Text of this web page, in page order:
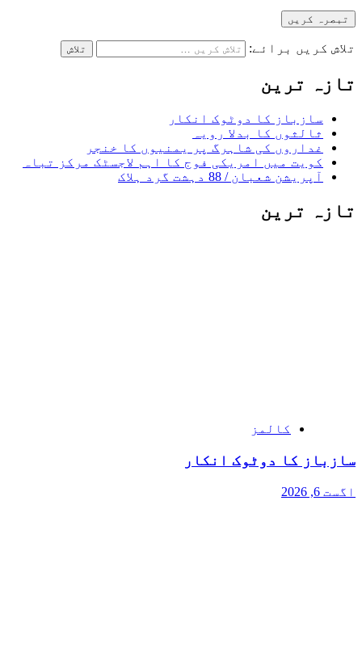
تلاش کریں برائے:
تازہ ترین
سازباز کا دوٹوک انکار
ثالثوں کا بدلا رویہ
غداروں کی شاہرگ پر یمنیوں کا خنجر
کویت میں امریکی فوج کا اہم لاجسٹک مرکز تباہ
آپریشن شعبان / 88 دہشت گرد ہلاک
تازہ ترین
کالمز
سازباز کا دوٹوک انکار
اگست 6, 2026